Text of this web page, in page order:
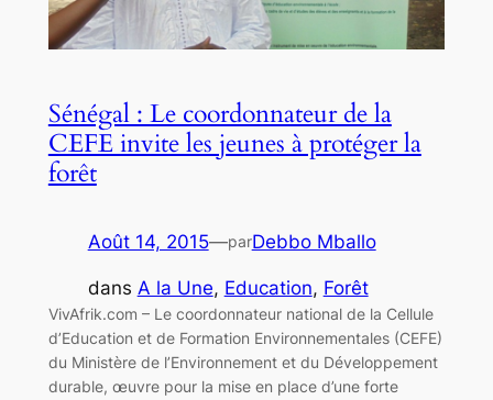
Sénégal : Le coordonnateur de la
CEFE invite les jeunes à protéger la
forêt
Août 14, 2015—parDebbo Mballo
dans A la Une, Education, Forêt
VivAfrik.com – Le coordonnateur national de la Cellule
d’Education et de Formation Environnementales (CEFE)
du Ministère de l’Environnement et du Développement
durable, œuvre pour la mise en place d’une forte